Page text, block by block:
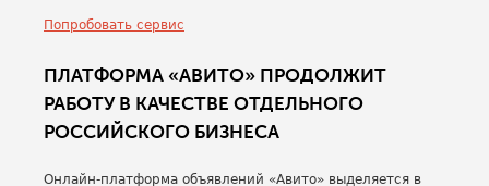
Попробовать сервис
ПЛАТФОРМА «АВИТО» ПРОДОЛЖИТ
РАБОТУ В КАЧЕСТВЕ ОТДЕЛЬНОГО
РОССИЙСКОГО БИЗНЕСА
Онлайн-платформа объявлений «Авито» выделяется в